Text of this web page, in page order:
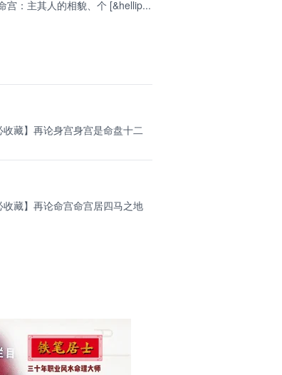
宫：主其人的相貌、个 [&hellip...
藏】再论身宫身宫是命盘十二
藏】再论命宫命宫居四马之地